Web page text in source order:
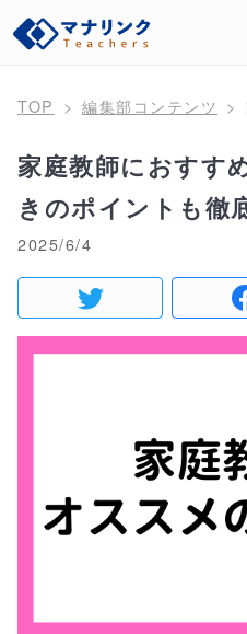
TOP 編集部コンテンツ
家庭教師におすす
きのポイントも徹
2025/6/4